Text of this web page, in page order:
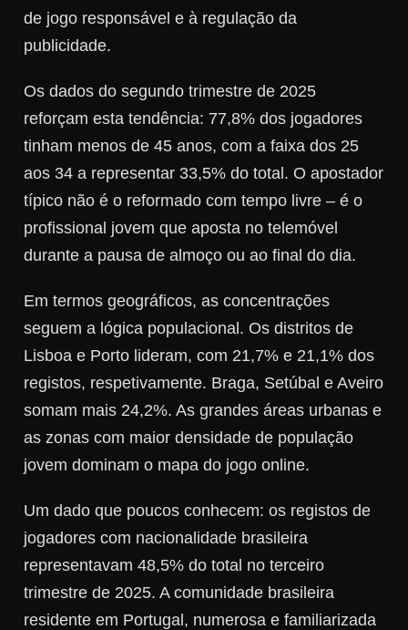
de jogo responsável e à regulação da
publicidade.
Os dados do segundo trimestre de 2025
reforçam esta tendência: 77,8% dos jogadores
tinham menos de 45 anos, com a faixa dos 25
aos 34 a representar 33,5% do total. O apostador
típico não é o reformado com tempo livre – é o
profissional jovem que aposta no telemóvel
durante a pausa de almoço ou ao final do dia.
Em termos geográficos, as concentrações
seguem a lógica populacional. Os distritos de
Lisboa e Porto lideram, com 21,7% e 21,1% dos
registos, respetivamente. Braga, Setúbal e Aveiro
somam mais 24,2%. As grandes áreas urbanas e
as zonas com maior densidade de população
jovem dominam o mapa do jogo online.
Um dado que poucos conhecem: os registos de
jogadores com nacionalidade brasileira
representavam 48,5% do total no terceiro
trimestre de 2025. A comunidade brasileira
residente em Portugal, numerosa e familiarizada